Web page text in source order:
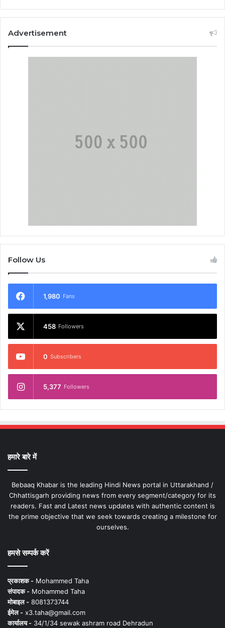
Advertisement
Follow Us
1,980 Fans
458 Followers
0 Subscribers
5,377 Followers
हमारे बारे में
Bebaaq Khabar is the leading Hindi News portal in Uttarakhand /
Chhattisgarh providing news from every segment/category for its
readers. Fast and Latest news updates with authentic content is
the prime objective that we seek towards creating a milestone for
ourselves.
हमसे सम्पर्क करें
प्रकाशक - Mohammed Taha
संपादक - Mohammed Taha
मोबाइल - 8081373744
ईमेल - x3.taha@gmail.com
कार्यालय - 34/1/34 sewak ashram road Dehradun